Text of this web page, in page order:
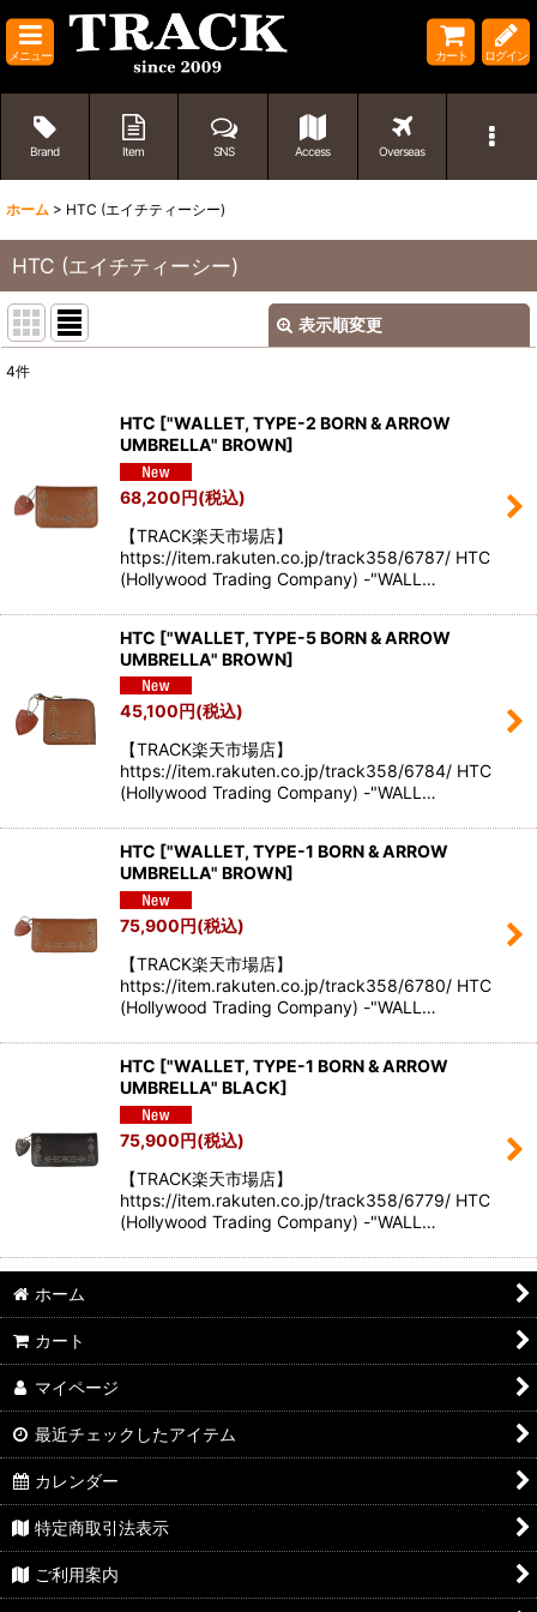
メニュー カート ログイン
Brand Item SNS Access Overseas
ホーム > HTC (エイチティーシー)
HTC (エイチティーシー)
表示順変更
絞り込む
4件
HTC ["WALLET, TYPE-2 BORN & ARROW
UMBRELLA" BROWN]
68,200円(税込)
【TRACK楽天市場店】
https://item.rakuten.co.jp/track358/6787/ HTC
(Hollywood Trading Company) -"WALL…
HTC ["WALLET, TYPE-5 BORN & ARROW
UMBRELLA" BROWN]
45,100円(税込)
【TRACK楽天市場店】
https://item.rakuten.co.jp/track358/6784/ HTC
(Hollywood Trading Company) -"WALL…
HTC ["WALLET, TYPE-1 BORN & ARROW
UMBRELLA" BROWN]
75,900円(税込)
【TRACK楽天市場店】
https://item.rakuten.co.jp/track358/6780/ HTC
(Hollywood Trading Company) -"WALL…
HTC ["WALLET, TYPE-1 BORN & ARROW
UMBRELLA" BLACK]
75,900円(税込)
【TRACK楽天市場店】
https://item.rakuten.co.jp/track358/6779/ HTC
(Hollywood Trading Company) -"WALL…
ホーム
カート
マイページ
最近チェックしたアイテム
カレンダー
特定商取引法表示
ご利用案内